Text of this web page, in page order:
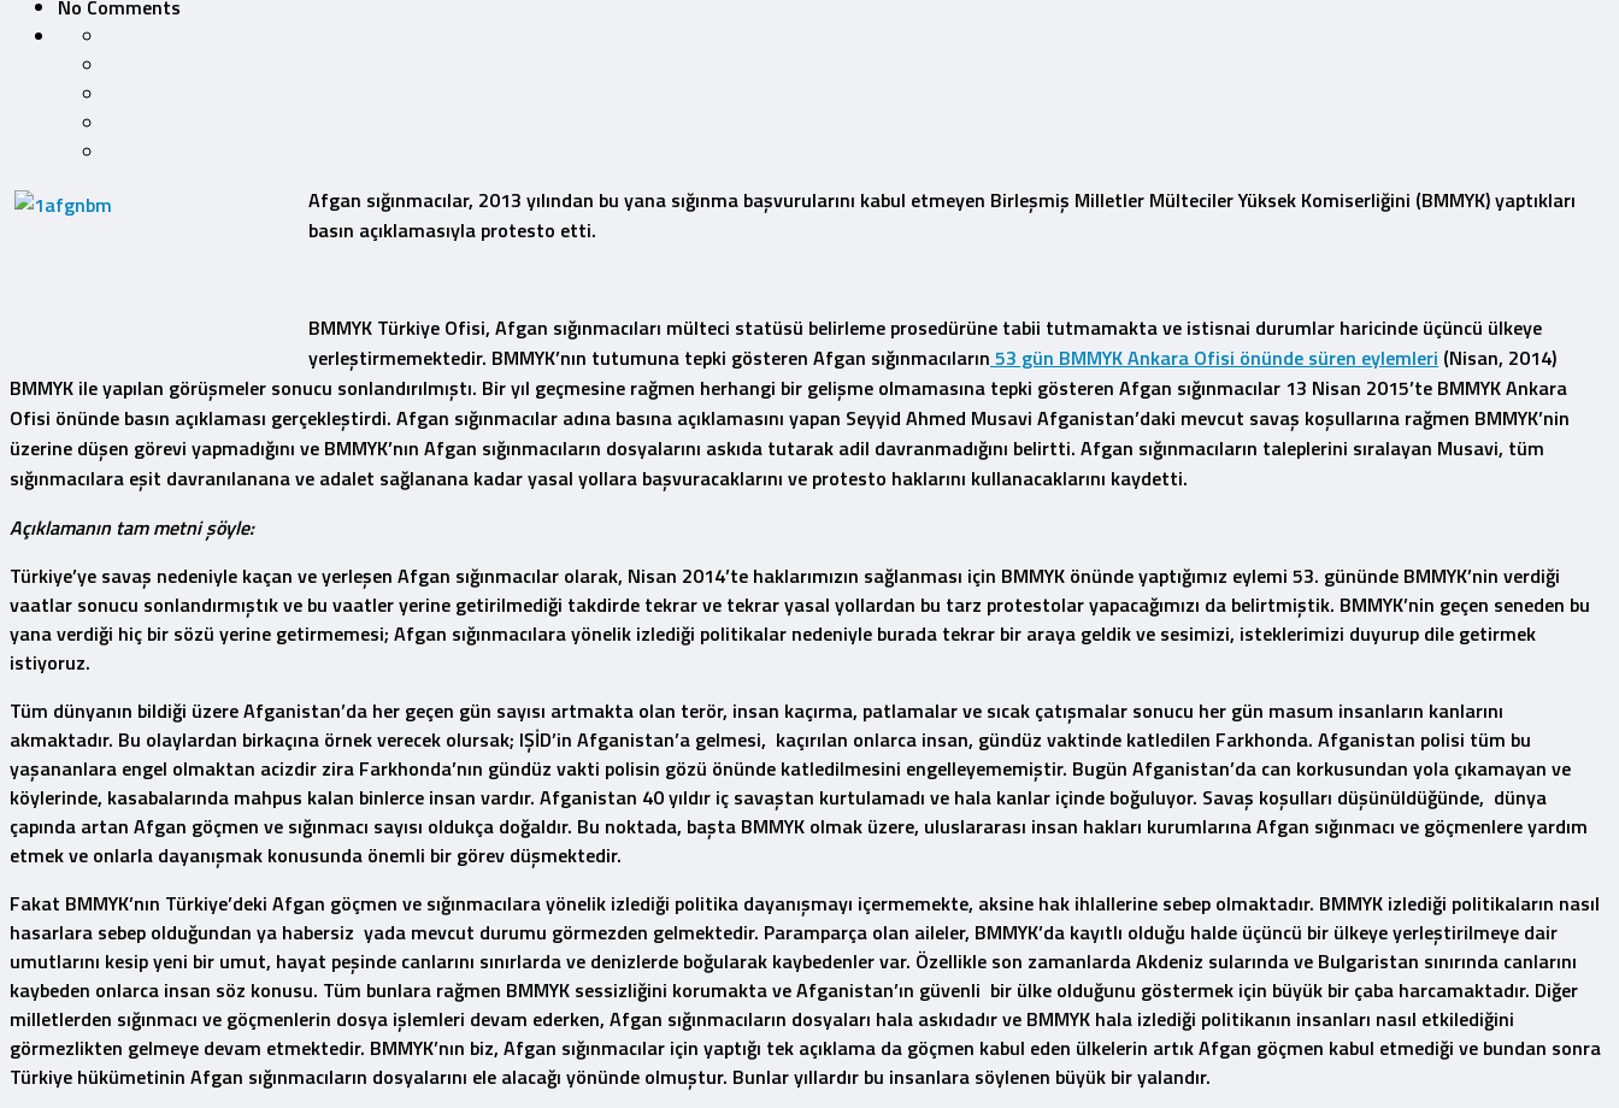
No Comments
Afgan sığınmacılar, 2013 yılından bu yana sığınma başvurularını kabul etmeyen Birleşmiş Milletler Mülteciler Yüksek Komiserliğini (BMMYK) yaptıkları
basın açıklamasıyla protesto etti.
BMMYK Türkiye Ofisi, Afgan sığınmacıları mülteci statüsü belirleme prosedürüne tabii tutmamakta ve istisnai durumlar haricinde üçüncü ülkeye
yerleştirmemektedir. BMMYK’nın tutumuna tepki gösteren Afgan sığınmacıların 53 gün BMMYK Ankara Ofisi önünde süren eylemleri (Nisan, 2014)
BMMYK ile yapılan görüşmeler sonucu sonlandırılmıştı. Bir yıl geçmesine rağmen herhangi bir gelişme olmamasına tepki gösteren Afgan sığınmacılar 13 Nisan 2015’te BMMYK Ankara
Ofisi önünde basın açıklaması gerçekleştirdi. Afgan sığınmacılar adına basına açıklamasını yapan Seyyid Ahmed Musavi Afganistan’daki mevcut savaş koşullarına rağmen BMMYK’nin
üzerine düşen görevi yapmadığını ve BMMYK’nın Afgan sığınmacıların dosyalarını askıda tutarak adil davranmadığını belirtti. Afgan sığınmacıların taleplerini sıralayan Musavi, tüm
sığınmacılara eşit davranılanana ve adalet sağlanana kadar yasal yollara başvuracaklarını ve protesto haklarını kullanacaklarını kaydetti.
Açıklamanın tam metni şöyle:
Türkiye’ye savaş nedeniyle kaçan ve yerleşen Afgan sığınmacılar olarak, Nisan 2014’te haklarımızın sağlanması için BMMYK önünde yaptığımız eylemi 53. gününde BMMYK’nin verdiği
vaatlar sonucu sonlandırmıştık ve bu vaatler yerine getirilmediği takdirde tekrar ve tekrar yasal yollardan bu tarz protestolar yapacağımızı da belirtmiştik. BMMYK’nin geçen seneden bu
yana verdiği hiç bir sözü yerine getirmemesi; Afgan sığınmacılara yönelik izlediği politikalar nedeniyle burada tekrar bir araya geldik ve sesimizi, isteklerimizi duyurup dile getirmek
istiyoruz.
Tüm dünyanın bildiği üzere Afganistan’da her geçen gün sayısı artmakta olan terör, insan kaçırma, patlamalar ve sıcak çatışmalar sonucu her gün masum insanların kanlarını
akmaktadır. Bu olaylardan birkaçına örnek verecek olursak; IŞİD’in Afganistan’a gelmesi, kaçırılan onlarca insan, gündüz vaktinde katledilen Farkhonda. Afganistan polisi tüm bu
yaşananlara engel olmaktan acizdir zira Farkhonda’nın gündüz vakti polisin gözü önünde katledilmesini engelleyememiştir. Bugün Afganistan’da can korkusundan yola çıkamayan ve
köylerinde, kasabalarında mahpus kalan binlerce insan vardır. Afganistan 40 yıldır iç savaştan kurtulamadı ve hala kanlar içinde boğuluyor. Savaş koşulları düşünüldüğünde, dünya
çapında artan Afgan göçmen ve sığınmacı sayısı oldukça doğaldır. Bu noktada, başta BMMYK olmak üzere, uluslararası insan hakları kurumlarına Afgan sığınmacı ve göçmenlere yardım
etmek ve onlarla dayanışmak konusunda önemli bir görev düşmektedir.
Fakat BMMYK’nın Türkiye’deki Afgan göçmen ve sığınmacılara yönelik izlediği politika dayanışmayı içermemekte, aksine hak ihlallerine sebep olmaktadır. BMMYK izlediği politikaların nasıl
hasarlara sebep olduğundan ya habersiz yada mevcut durumu görmezden gelmektedir. Paramparça olan aileler, BMMYK’da kayıtlı olduğu halde üçüncü bir ülkeye yerleştirilmeye dair
umutlarını kesip yeni bir umut, hayat peşinde canlarını sınırlarda ve denizlerde boğularak kaybedenler var. Özellikle son zamanlarda Akdeniz sularında ve Bulgaristan sınırında canlarını
kaybeden onlarca insan söz konusu. Tüm bunlara rağmen BMMYK sessizliğini korumakta ve Afganistan’ın güvenli bir ülke olduğunu göstermek için büyük bir çaba harcamaktadır. Diğer
milletlerden sığınmacı ve göçmenlerin dosya işlemleri devam ederken, Afgan sığınmacıların dosyaları hala askıdadır ve BMMYK hala izlediği politikanın insanları nasıl etkilediğini
görmezlikten gelmeye devam etmektedir. BMMYK’nın biz, Afgan sığınmacılar için yaptığı tek açıklama da göçmen kabul eden ülkelerin artık Afgan göçmen kabul etmediği ve bundan sonra
Türkiye hükümetinin Afgan sığınmacıların dosyalarını ele alacağı yönünde olmuştur. Bunlar yıllardır bu insanlara söylenen büyük bir yalandır.